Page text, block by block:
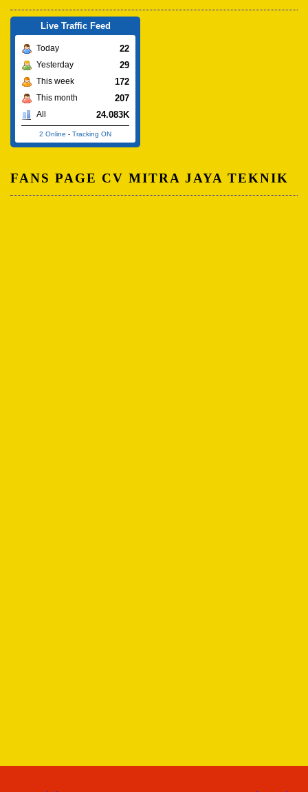
Live Traffic Feed
Today 22
Yesterday 29
This week 172
This month 207
All 24.083K
2 Online - Tracking ON
FANS PAGE CV MITRA JAYA TEKNIK